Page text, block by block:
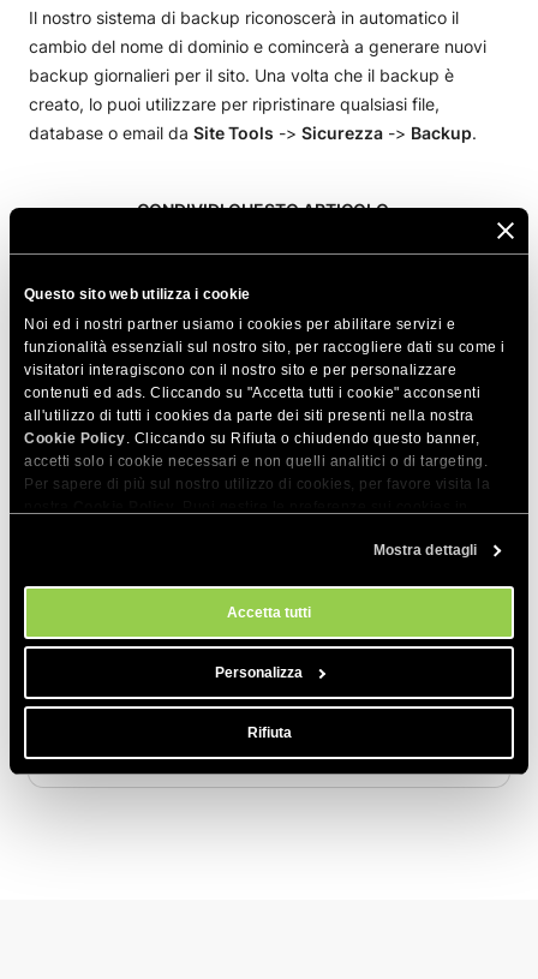
Questo sito web utilizza i cookie
Noi ed i nostri partner usiamo i cookies per abilitare servizi e
funzionalità essenziali sul nostro sito, per raccogliere dati su come i
visitatori interagiscono con il nostro sito e per personalizzare
contenuti ed ads. Cliccando su "Accetta tutti i cookie" acconsenti
all'utilizzo di tutti i cookies da parte dei siti presenti nella nostra
Cookie Policy. Cliccando su Rifiuta o chiudendo questo banner,
accetti solo i cookie necessari e non quelli analitici o di targeting.
Per sapere di più sul nostro utilizzo di cookies, per favore visita la
Mostra dettagli
Accetta tutti
Personalizza
Rifiuta
Il nostro sistema di backup riconoscerà in automatico il
cambio del nome di dominio e comincerà a generare nuovi
backup giornalieri per il sito. Una volta che il backup è
creato, lo puoi utilizzare per ripristinare qualsiasi file,
database o email da Site Tools -> Sicurezza -> Backup.
CONDIVIDI QUESTO ARTICOLO
Articoli correlati
HTTP vs HTTPS: Qual è la differenza?
Vedo una pagina CAPTCHA sul mio sito web
Cos'è HTTP/2? (Nozioni di base, Evoluzione,
Cos'è una VPN e come funziona?
Che cos'è un certificato SSL e come
correggere gli errori SSL?